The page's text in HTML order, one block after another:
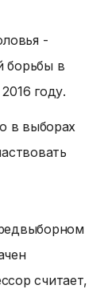
-
борьбы в
году.
в выборах
считает,